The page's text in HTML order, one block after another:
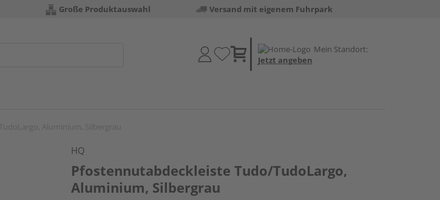
Große Produktauswahl Versand mit eigenem Fuhrpark
Mein Standort:
Jetzt angeben
HQ
Pfostennutabdeckleiste Tudo/TudoLargo,
Aluminium, Silbergrau